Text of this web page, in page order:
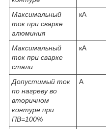
Максимальный
ток при сварке
алюминия
кА
Максимальный
ток при сварке
стали
кА
Допустимый ток
по нагреву во
вторичном
контуре при
ПВ=100%
А